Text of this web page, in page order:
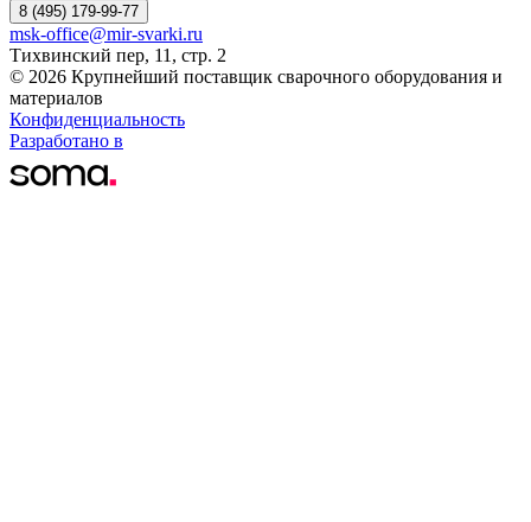
8 (495) 179-99-77
msk-office@mir-svarki.ru
Тихвинский пер, 11, стр. 2
© 2026 Крупнейший поставщик сварочного оборудования и
материалов
Конфиденциальность
Разработано в